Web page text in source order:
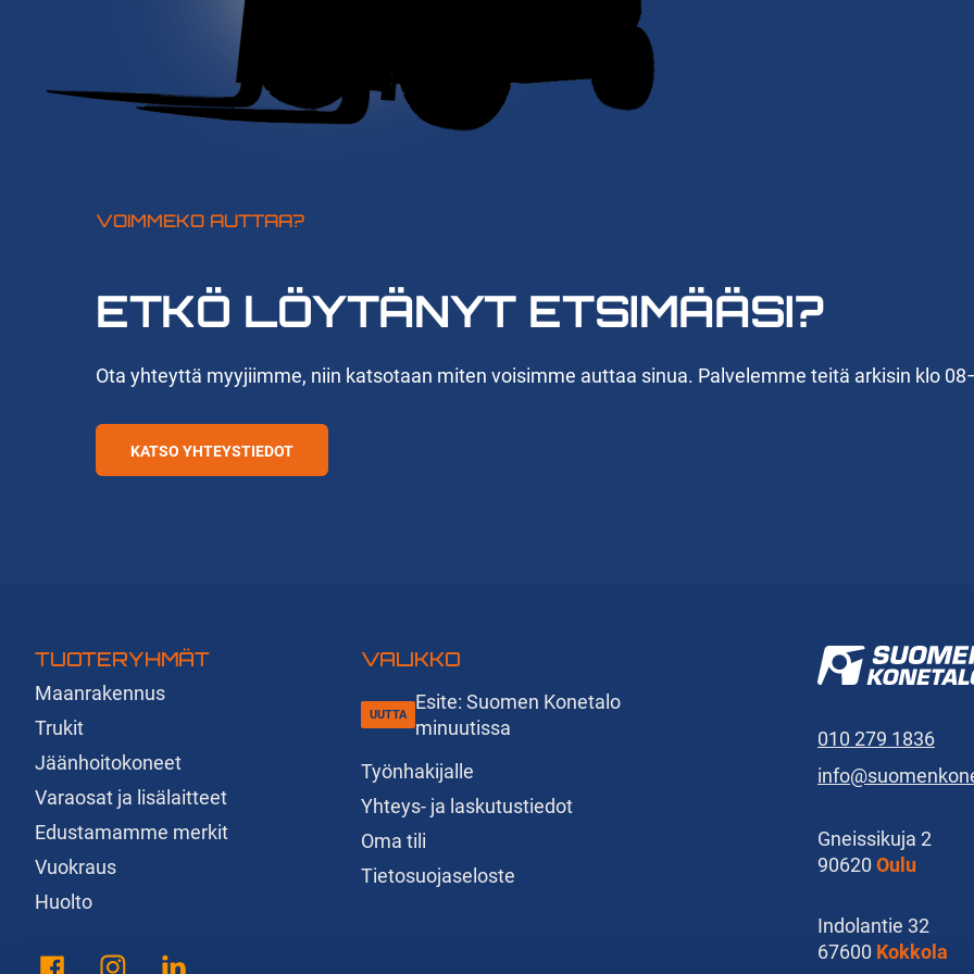
VOIMMEKO AUTTAA?
ETKÖ LÖYTÄNYT ETSIMÄÄSI?
Ota yhteyttä myyjiimme, niin katsotaan miten voisimme auttaa sinua. Palvelemme teitä arkisin klo
KATSO YHTEYSTIEDOT
TUOTERYHMÄT
Maanrakennus
Trukit
Jäänhoitokoneet
Varaosat ja lisälaitteet
Edustamamme merkit
Vuokraus
Huolto
VALIKKO
Esite: Suomen Konetalo
minuutissa
Työnhakijalle
Yhteys- ja laskutustiedot
Oma tili
Tietosuojaseloste
010 279 1836
Gneissikuja 2
90620 Oulu
Indolantie 32
67600 Kokkola